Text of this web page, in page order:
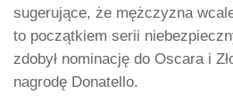
sugerujące, że mężczyzna
to początkiem serii
zdobył nominację do Oscara i
nagrodę Donatello.